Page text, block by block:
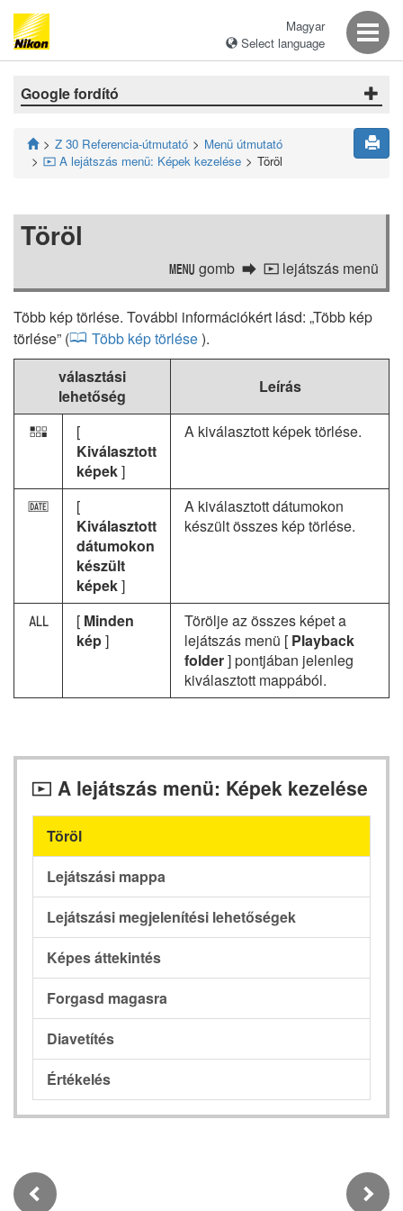
Magyar
Select language
Google fordító
Z 30 Referencia-útmutató Menü útmutató
D A lejátszás menü: Képek kezelése Töröl
Töröl
G gomb D lejátszás menü
Több kép törlése. További információkért lásd: „Több kép
törlése” (
Több kép törlése).
választási
lehetőség
Leírás
Q
[
Kiválasztott
képek]
A kiválasztott képek törlése.
i
[
Kiválasztott
dátumokon
készült
képek]
A kiválasztott dátumokon
készült összes kép törlése.
R [ Minden
kép]
Törölje az összes képet a
lejátszás menü [ Playback
folder] pontjában jelenleg
kiválasztott mappából.
D A lejátszás menü: Képek kezelése
Töröl
Lejátszási mappa
Lejátszási megjelenítési lehetőségek
Képes áttekintés
Forgasd magasra
Diavetítés
Értékelés